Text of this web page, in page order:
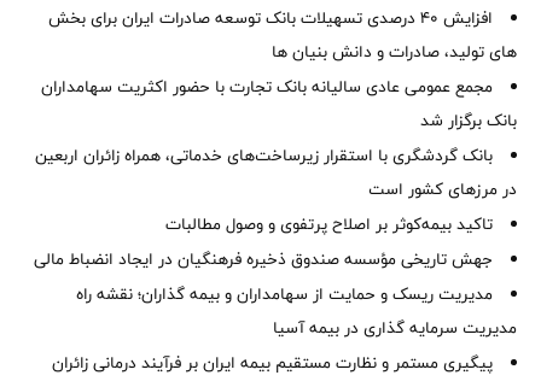
افزایش 40 درصدی تسهیلات بانک توسعه صادرات ایران برای بخش
های تولید، صادرات و دانش بنیان ها
مجمع عمومی عادی سالیانه بانک تجارت با حضور اکثریت سهامداران
بانک برگزار شد
بانک گردشگری با استقرار زیرساخت‌های خدماتی، همراه زائران اربعین
در مرزهای کشور است
تاکید بیمه‌کوثر بر اصلاح پرتفوی و وصول مطالبات ‌
جهش تاریخی مؤسسه صندوق ذخیره فرهنگیان در ایجاد انضباط مالی
مدیریت ریسک و حمایت از سهامداران و بیمه گذاران؛ نقشه راه
مدیریت سرمایه گذاری در بیمه آسیا
پیگیری مستمر و نظارت مستقیم بیمه ایران بر فرآیند درمانی زائران